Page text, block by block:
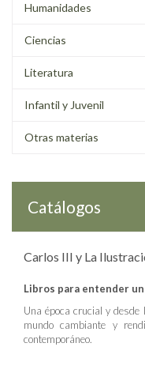
Humanidades
Ciencias
Literatura
Infantil y Juvenil
Otras materias
Catálogos
Carlos III y La
Libros para entender
Una época crucial y
mundo cambiante y
contemporáneo.